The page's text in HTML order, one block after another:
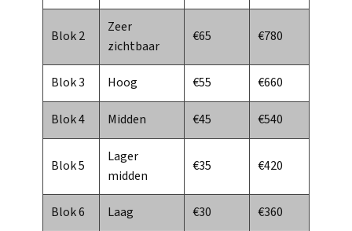
Blok 2
Zeer
zichtbaar
€65 €780
Blok 3 Hoog €55 €660
Blok 4 Midden €45 €540
Blok 5
Lager
midden
€35 €420
Blok 6 Laag €30 €360